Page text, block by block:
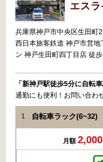
エス
兵庫県神戸市中央区生田町
西日本旅客鉄道 神戸市営
ン 神戸生田町四丁目店 徒
「新神戸駅徒歩5分に自転
通勤にも便利！お問い合わ
1 自転車ラック(6~32)
月額